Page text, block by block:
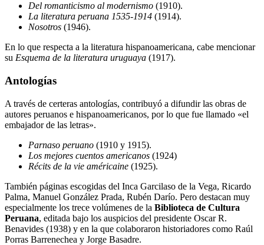
Del romanticismo al modernismo (1910).
La literatura peruana 1535-1914 (1914).
Nosotros (1946).
En lo que respecta a la literatura hispanoamericana, cabe mencionar
su Esquema de la literatura uruguaya (1917).
Antologías
A través de certeras antologías, contribuyó a difundir las obras de
autores peruanos e hispanoamericanos, por lo que fue llamado «el
embajador de las letras».
Parnaso peruano (1910 y 1915).
Los mejores cuentos americanos (1924)
Récits de la vie américaine (1925).
También páginas escogidas del Inca Garcilaso de la Vega, Ricardo
Palma, Manuel González Prada, Rubén Darío. Pero destacan muy
especialmente los trece volúmenes de la Biblioteca de Cultura
Peruana, editada bajo los auspicios del presidente Oscar R.
Benavides (1938) y en la que colaboraron historiadores como Raúl
Porras Barrenechea y Jorge Basadre.